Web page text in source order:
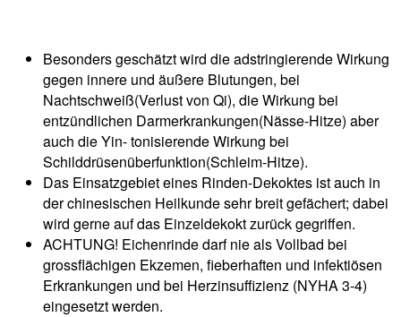
Besonders geschätzt wird die adstringierende Wirkung
gegen innere und äußere Blutungen, bei
Nachtschweiß(Verlust von Qi), die Wirkung bei
entzündlichen Darmerkrankungen(Nässe-Hitze) aber
auch die Yin- tonisierende Wirkung bei
Schilddrüsenüberfunktion(Schleim-Hitze).
Das Einsatzgebiet eines Rinden-Dekoktes ist auch in
der chinesischen Heilkunde sehr breit gefächert; dabei
wird gerne auf das Einzeldekokt zurück gegriffen.
ACHTUNG! Eichenrinde darf nie als Vollbad bei
grossflächigen Ekzemen, fieberhaften und infektiösen
Erkrankungen und bei Herzinsuffizienz (NYHA 3-4)
eingesetzt werden.